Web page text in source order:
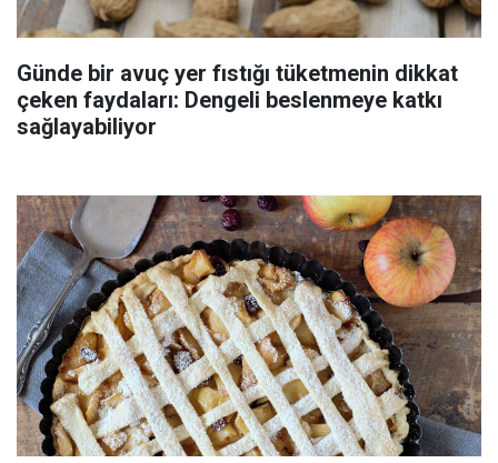
Günde bir avuç yer fıstığı tüketmenin dikkat
çeken faydaları: Dengeli beslenmeye katkı
sağlayabiliyor